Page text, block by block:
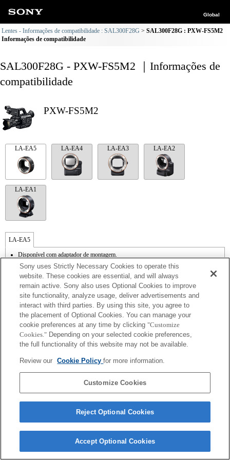
Global
Lentes - Informações de compatibilidade : SAL300F28G
SAL300F28G : PXW-FS5M2
Informações de compatibilidade
SAL300F28G - PXW-FS5M2 ｜Informações de
compatibilidade
PXW-FS5M2
LA-EA5 LA-EA4 LA-EA3 LA-EA2
LA-EA1
LA-EA5
Disponível com adaptador de montagem.
A função SteadyShot não é suportada.
O ruído de funcionamento da lente, como durante o zoom e a focagem, pode ser
captado durante a gravação de vídeo.
O ajuste automático da íris não está disponível no modo de vídeo.
A alteração da íris durante a gravação pode criar ruído de funcionamento ou tornar o
ecrã mais luminoso durante o funcionamento.
Contact Us
Copyright 2026 Sony Corporation
Sony uses Strictly Necessary Cookies to operate this
website. These cookies are essential, and will always
remain active. Sony also uses Optional Cookies to improve
site functionality, analyze usage, deliver advertisements and
interact with third parties. By using this site, you agree to
the placement of Optional Cookies. You can manage your
cookie preferences at any time by clicking "Customize
Cookies." Depending on your selected cookie preferences,
the full functionality of this website may not be available.
Review our Cookie Policyfor more information.
Customize Cookies
Reject Optional Cookies
Accept Optional Cookies